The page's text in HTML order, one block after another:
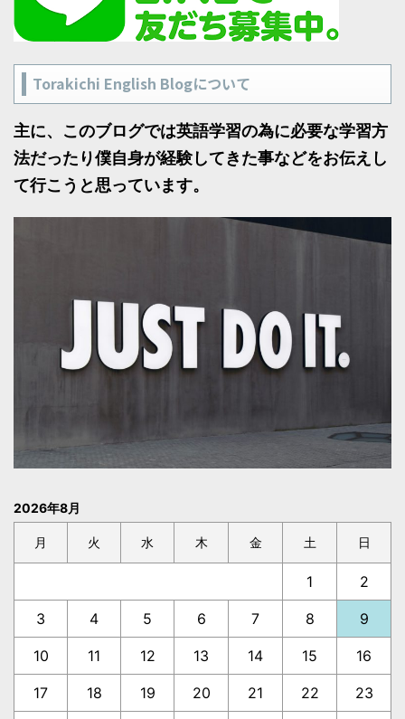
Torakichi English Blogについて
主に、このブログでは英語学習の為に必要な学習方
法だったり僕自身が経験してきた事などをお伝えし
て行こうと思っています。
2026年8月
月 火 水 木 金 土 日
1 2
3 4 5 6 7 8 9
10 11 12 13 14 15 16
17 18 19 20 21 22 23